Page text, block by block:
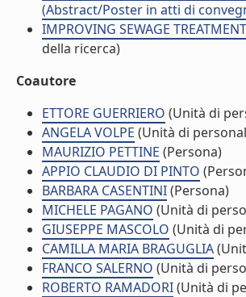
(Abstract/Poster in atti di
IMPROVING SEWAGE
della ricerca)
Coautore
ETTORE GUERRIERO (Unità di
ANGELA VOLPE (Unità di
MAURIZIO PETTINE (Persona)
APPIO CLAUDIO DI PINTO
BARBARA CASENTINI(Persona)
MICHELE PAGANO (Unità di
GIUSEPPE MASCOLO (Unità di
CAMILLA MARIA BRAGUGLIA
FRANCO SALERNO (Unità di
ROBERTO RAMADORI(Unità di